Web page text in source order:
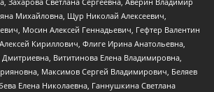
Михайловна, Щур Николай Алексеевич,
Мосин Алексей Геннадьевич, Гефтер Валентин
Кириллович, Флиге Ирина Анатольевна,
Вититинова Елена Владимировна,
Максимов Сергей Владимирович, Беляев
Елена Николаевна, Ганнушкина Светлана